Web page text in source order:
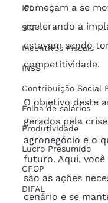
IPI
STF
Incentivos Fiscais
INSS
Contribuição Social
Folha de salários
Produtividade
Lucro Presumido
CFOP
DIFAL
começam a se
acelerando a
estavam sendo
competitividade.
O objetivo deste
gerados pela
agronegócio e o
futuro. Aqui,
são as ações
cenário e se